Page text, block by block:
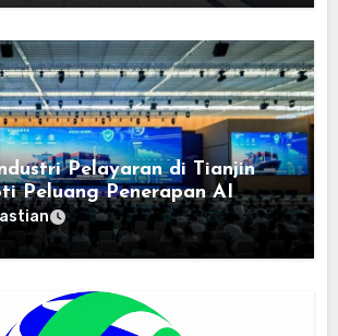
Pelayaran di Tianjin
Peluang Penerapan AI